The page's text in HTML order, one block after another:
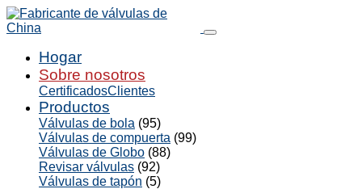
Hogar
Sobre nosotros
CertificadosClientes
Productos
Válvulas de bola (95)
Válvulas de compuerta (99)
Válvulas de Globo (88)
Revisar válvulas (92)
Válvulas de tapón (5)